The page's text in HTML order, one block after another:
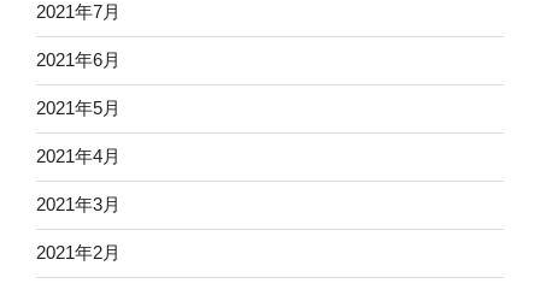
2021年7月
2021年6月
2021年5月
2021年4月
2021年3月
2021年2月